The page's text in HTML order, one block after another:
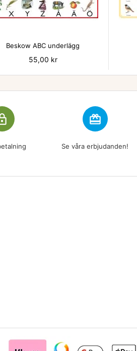

Beskow ABC underlägg
Pris
55,00 kr
redeem
Se våra erbjudanden!